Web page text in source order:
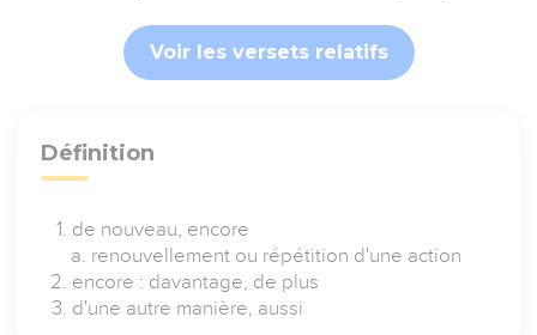
Voir les versets relatifs
Définition
de nouveau, encore
renouvellement ou répétition d'une action
encore : davantage, de plus
d'une autre manière, aussi